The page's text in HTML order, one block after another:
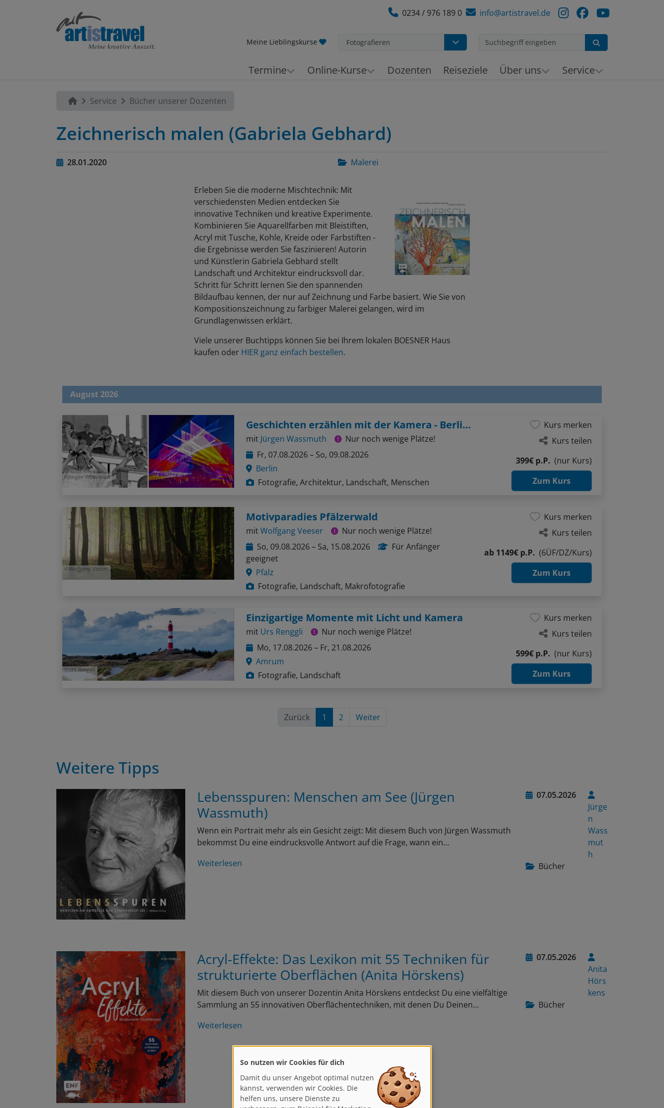
0234 / 976 189 0 info@artistravel.de
Meine Lieblingskurse Fotografieren
Termine Online-Kurse Dozenten Reiseziele Über uns Service
Service Bücher unserer Dozenten
Zeichnerisch malen (Gabriela Gebhard)
28.01.2020 Malerei
Erleben Sie die moderne Mischtechnik: Mit
verschiedensten Medien entdecken Sie
innovative Techniken und kreative Experimente.
Kombinieren Sie Aquarellfarben mit Bleistiften,
Acryl mit Tusche, Kohle, Kreide oder Farbstiften -
die Ergebnisse werden Sie faszinieren! Autorin
und Künstlerin Gabriela Gebhard stellt
Landschaft und Architektur eindrucksvoll dar.
Schritt für Schritt lernen Sie den spannenden
Bildaufbau kennen, der nur auf Zeichnung und Farbe basiert. Wie Sie von
Kompositionszeichnung zu farbiger Malerei gelangen, wird im
Grundlagenwissen erklärt.
Viele unserer Buchtipps können Sie bei Ihrem lokalen BOESNER Haus
kaufen oder HIER ganz einfach bestellen.
August 2026
Jürgen Wassmuth
Geschichten erzählen mit der Kamera - Berlin-Inspiration
mit Jürgen Wassmuth
Nur noch wenige Plätze!
Fr, 07.08.2026 – So, 09.08.2026
Berlin
Fotografie, Architektur, Landschaft, Menschen
Kurs merken
Kurs teilen
399€ p.P. (nur Kurs)
Zum Kurs
Wolfgang Veeser.
Motivparadies Pfälzerwald
mitWolfgang Veeser
Nur noch wenige Plätze!
So, 09.08.2026 – Sa, 15.08.2026
Für Anfänger
geeignet
Pfalz
Fotografie, Landschaft, Makrofotografie
Kurs merken
Kurs teilen
ab 1149€ p.P. (6ÜF/DZ/Kurs)
Zum Kurs
Urs Renggli
Einzigartige Momente mit Licht und Kamera
mit Urs Renggli
Nur noch wenige Plätze!
Mo, 17.08.2026 – Fr, 21.08.2026
Amrum
Fotografie, Landschaft
Kurs merken
Kurs teilen
599€ p.P. (nur Kurs)
Zum Kurs
Zurück 1 2 Weiter
Weitere Tipps
07.05.2026
Jürge
n
Wass
mut
h
Bücher
Lebensspuren: Menschen am See (Jürgen
Wassmuth)
Wenn ein Portrait mehr als ein Gesicht zeigt: Mit diesem Buch von Jürgen Wassmuth
bekommst Du eine eindrucksvolle Antwort auf die Frage, wann ein…
Weiterlesen
07.05.2026
Anita
Hörs
kens
Bücher
Acryl-Effekte: Das Lexikon mit 55 Techniken für
strukturierte Oberflächen (Anita Hörskens)
Mit diesem Buch von unserer Dozentin Anita Hörskens entdeckst Du eine vielfältige
Sammlung an 55 innovativen Oberflächentechniken, mit denen Du Deinen…
Weiterlesen
So nutzen wir Cookies für dich
Damit du unser Angebot optimal nutzen
kannst, verwenden wir Cookies. Die
helfen uns, unsere Dienste zu